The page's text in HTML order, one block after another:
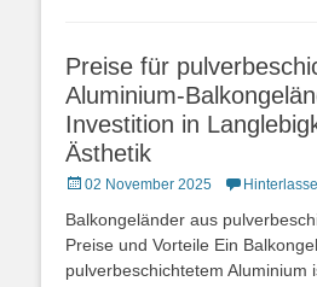
Preise für
Aluminium-
Investition in
Ästhetik
Posted
02 November 2025
Balkongeländer aus
Preise und Vorteile Ein
pulverbeschichtetem Aluminium